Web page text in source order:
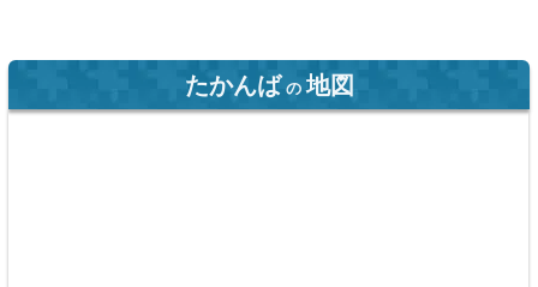
たかんば の地図